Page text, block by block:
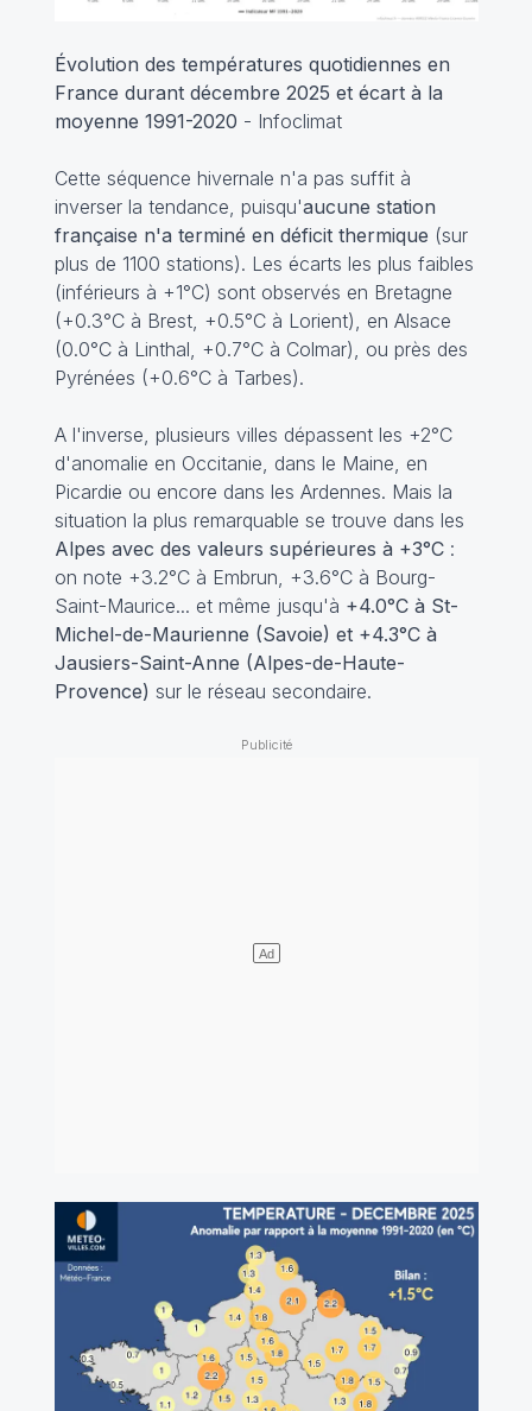
Évolution des températures quotidiennes en
France durant décembre 2025 et écart à la
moyenne 1991-2020 - Infoclimat
Cette séquence hivernale n'a pas suffit à
inverser la tendance, puisqu'aucune station
française n'a terminé en déficit thermique (sur
plus de 1100 stations). Les écarts les plus faibles
(inférieurs à +1°C) sont observés en Bretagne
(+0.3°C à Brest, +0.5°C à Lorient), en Alsace
(0.0°C à Linthal, +0.7°C à Colmar), ou près des
Pyrénées (+0.6°C à Tarbes).
A l'inverse, plusieurs villes dépassent les +2°C
d'anomalie en Occitanie, dans le Maine, en
Picardie ou encore dans les Ardennes. Mais la
situation la plus remarquable se trouve dans les
Alpes avec des valeurs supérieures à +3°C:
on note +3.2°C à Embrun, +3.6°C à Bourg-
Saint-Maurice... et même jusqu'à +4.0°C à St-
Michel-de-Maurienne (Savoie) et +4.3°C à
Jausiers-Saint-Anne (Alpes-de-Haute-
Provence) sur le réseau secondaire.